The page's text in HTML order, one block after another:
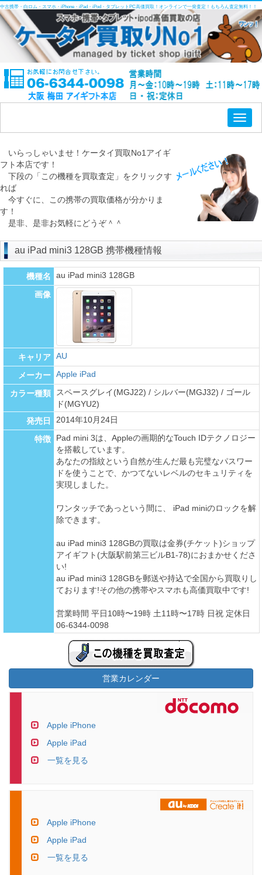
中古携帯・白ロム・スマホ・iPhone・iPad・iPod・タブレットPC高価買取！オンラインで一発査定！もちろん査定無料！！
いらっしゃいませ！ケータイ買取No1アイギ
フト本店です！
下段の「この機種を買取査定」をクリックす
れば
今すぐに、この携帯の買取価格が分かりま
す！
是非、是非お気軽にどうぞ＾＾
au iPad mini3 128GB 携帯機種情報
機種名 au iPad mini3 128GB
画像
キャリア AU
メーカー Apple iPad
カラー種類
スペースグレイ(MGJ22) / シルバー(MGJ32) / ゴール
ド(MGYU2)
発売日
2014年10月24日
特徴
Pad mini 3は、Appleの画期的なTouch IDテクノロジー
を搭載しています。
あなたの指紋という自然が生んだ最も完璧なパスワー
ドを使うことで、かつてないレベルのセキュリティを
実現しました。
ワンタッチであっという間に、 iPad miniのロックを解
除できます。
au iPad mini3 128GBの買取は金券(チケット)ショップ
アイギフト(大阪駅前第三ビルB1-78)におまかせくださ
い!
au iPad mini3 128GBを郵送や持込で全国から買取りし
ております!その他の携帯やスマホも高価買取中です!
営業時間 平日10時〜19時 土11時〜17時 日祝 定休日
06-6344-0098
営業カレンダー
Apple iPhone
Apple iPad
一覧を見る
Apple iPhone
Apple iPad
一覧を見る